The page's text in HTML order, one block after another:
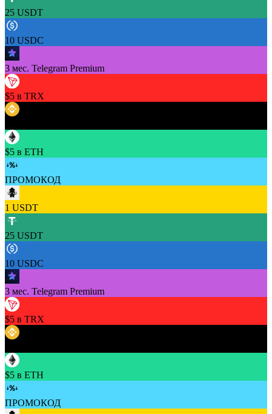
25 USDT
10 USDC
3 мес. Telegram Premium
$5 в TRX
$5 в ETH
ПРОМОКОД
1 USDT
25 USDT
10 USDC
3 мес. Telegram Premium
$5 в TRX
$5 в ETH
ПРОМОКОД